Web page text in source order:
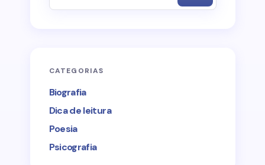
CATEGORIAS
Biografia
Dica de leitura
Poesia
Psicografia